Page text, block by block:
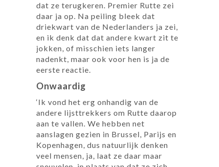
dat ze terugkeren. Premier Rutte zei
daar ja op. Na peiling bleek dat
driekwart van de Nederlanders ja zei,
en ik denk dat dat andere kwart zit te
jokken, of misschien iets langer
nadenkt, maar ook voor hen is ja de
eerste reactie.
Onwaardig
‘Ik vond het erg onhandig van de
andere lijsttrekkers om Rutte daarop
aan te vallen. We hebben net
aanslagen gezien in Brussel, Parijs en
Kopenhagen, dus natuurlijk denken
veel mensen, ja, laat ze daar maar